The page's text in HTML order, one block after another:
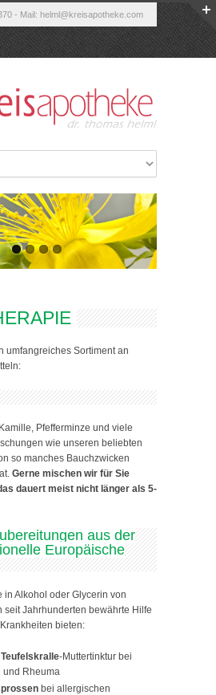
- Mail: helml@kreisapotheke.com
umfangreiches Sortiment an
Pfefferminze und viele
wie unseren beliebten
so manches Bauchzwicken
Gerne mischen wir für Sie
dauert meist nicht länger als 5-
aus der
Europäische
in Alkohol oder Glycerin von
seit Jahrhunderten bewährte Hilfe
bieten:
Teufelskralle-Muttertinktur bei
und Rheuma
bei allergischen